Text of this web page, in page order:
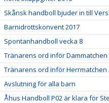
Skånsk handboll bjuder in till
Barnidrottskonvent 2017
Spontanhandboll vecka 8
Tränarens ord inför Dammatchen
Tränarens ord inför Herrmatchen
Avslutning för alla barn
Åhus Handboll P02 är klara för